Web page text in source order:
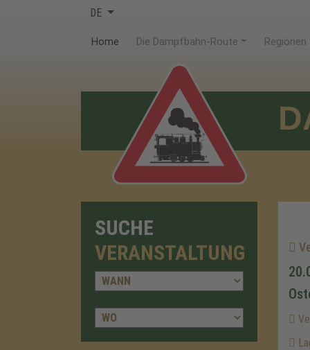
DE
Home (current)
Die Dampfbahn-Route Regionen
SUCHE
VERANSTALTUNG